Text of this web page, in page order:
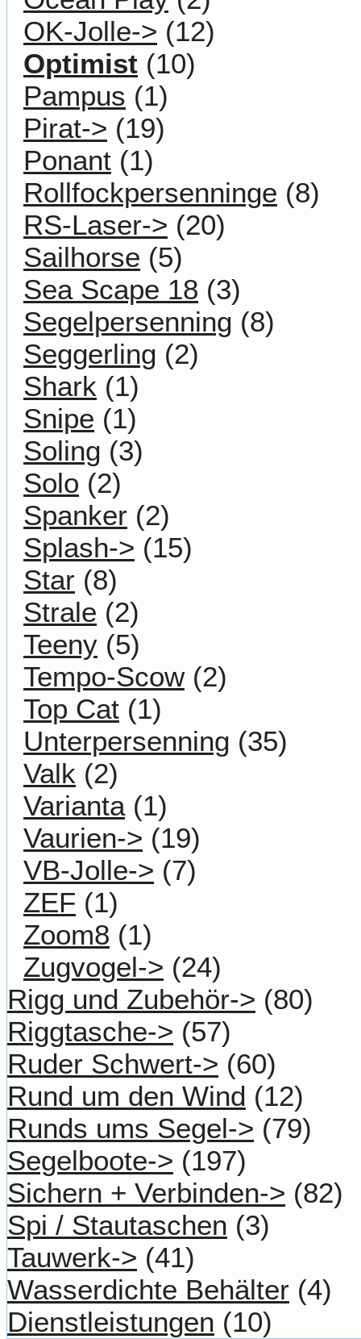
OK-Jolle-> (12)
Optimist (10)
Pampus (1)
Pirat-> (19)
Ponant (1)
Rollfockpersenninge (8)
RS-Laser-> (20)
Sailhorse (5)
Sea Scape 18 (3)
Segelpersenning (8)
Seggerling (2)
Shark (1)
Snipe (1)
Soling (3)
Solo (2)
Spanker (2)
Splash-> (15)
Star (8)
Strale (2)
Teeny (5)
Tempo-Scow(2)
Top Cat (1)
Unterpersenning (35)
Valk (2)
Varianta(1)
Vaurien-> (19)
VB-Jolle-> (7)
ZEF (1)
Zoom8 (1)
Zugvogel-> (24)
Rigg und Zubehör-> (80)
Riggtasche-> (57)
Ruder Schwert-> (60)
Rund um den Wind (12)
Runds ums Segel-> (79)
Segelboote-> (197)
Sichern + Verbinden-> (82)
Spi / Stautaschen (3)
Tauwerk-> (41)
Wasserdichte Behälter (4)
Dienstleistungen (10)